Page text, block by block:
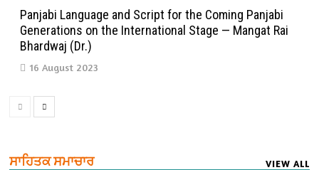
Panjabi Language and Script for the Coming Panjabi
Generations on the International Stage — Mangat Rai
Bhardwaj (Dr.)
16 August 2023
ਸਾਹਿਤਕ ਸਮਾਚਾਰ VIEW ALL